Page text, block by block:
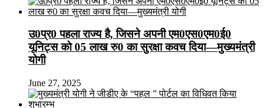
उ0प्र0 पहला राज्य है, जिसने अपनी एम0एस0एम0ई0
यूनिट्स को 05 लाख रु0 का सुरक्षा कवच दिया—मुख्यमंत्री
योगी
June 27, 2025